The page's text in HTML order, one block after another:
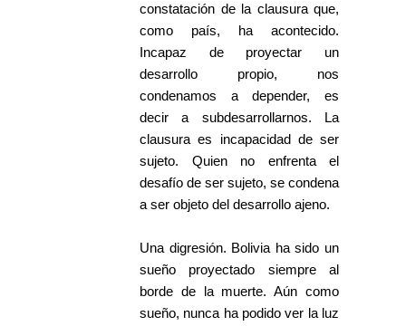
constatación de la clausura que,
como país, ha acontecido.
Incapaz de proyectar un
desarrollo propio, nos
condenamos a depender, es
decir a subdesarrollarnos. La
clausura es incapacidad de ser
sujeto. Quien no enfrenta el
desafío de ser sujeto, se condena
a ser objeto del desarrollo ajeno.
Una digresión. Bolivia ha sido un
sueño proyectado siempre al
borde de la muerte. Aún como
sueño, nunca ha podido ver la luz